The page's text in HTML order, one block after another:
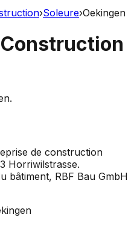
›Soleure›Oekingen
.
de construction
Horriwilstrasse.
bâtiment, RBF Bau GmbH